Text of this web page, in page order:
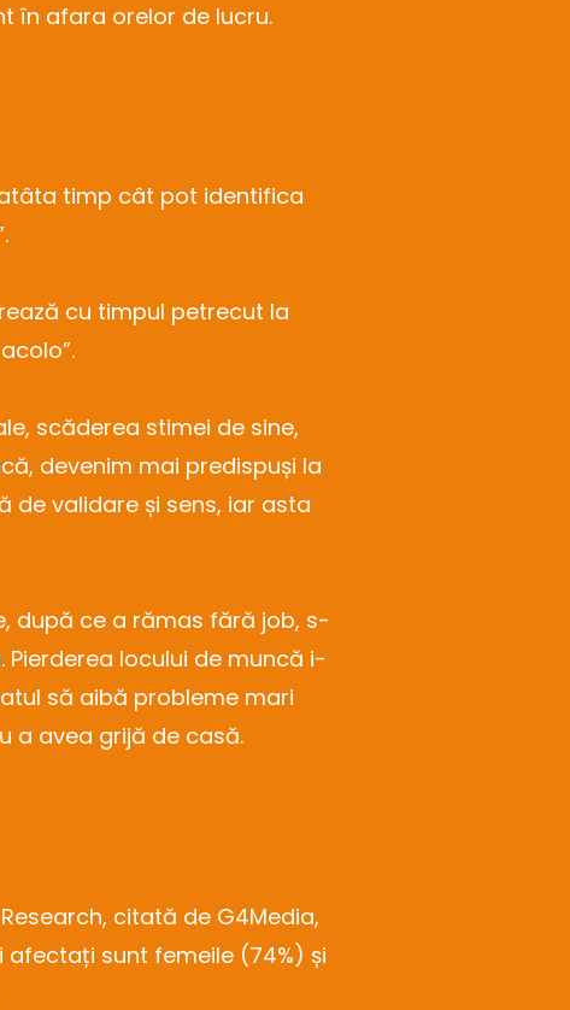
în afara orelor de lucru.
timp cât pot identifica
cu timpul petrecut la
scăderea stimei de sine,
devenim mai predispuși la
de validare și sens, iar asta
după ce a rămas fără job, s-
locului de muncă i-
să aibă probleme mari
a avea grijă de casă.
citată de G4Media,
sunt femeile (74%) și